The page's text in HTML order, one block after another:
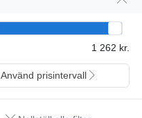
1 262 kr.
Använd prisintervall